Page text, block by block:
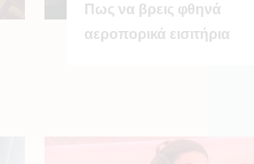
Πως να βρεις φθηνά
αεροπορικά εισιτήρια